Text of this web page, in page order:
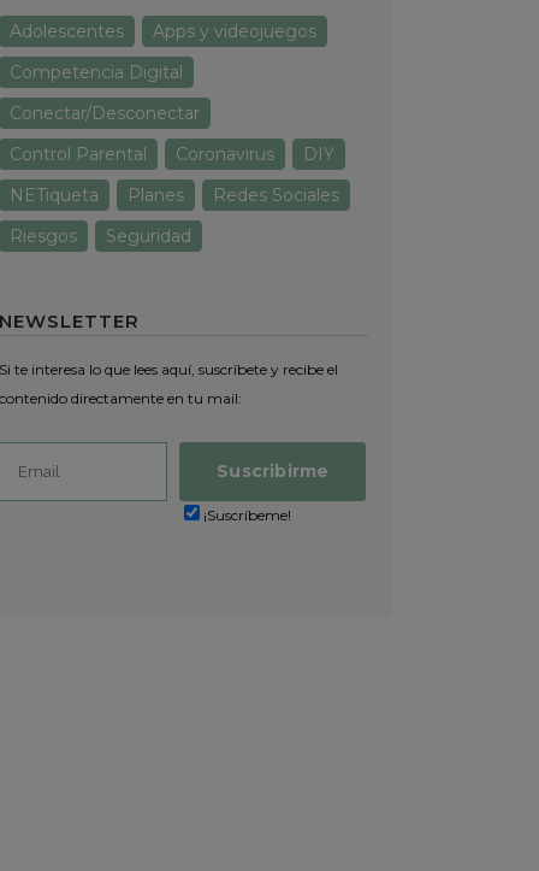
Adolescentes
Apps y videojuegos
Competencia Digital
Conectar/Desconectar
Control Parental
Coronavirus
DIY
NETiqueta
Planes
Redes Sociales
Riesgos
Seguridad
NEWSLETTER
Si te interesa lo que lees aquí, suscríbete y recibe el
contenido directamente en tu mail:
¡Suscríbeme!